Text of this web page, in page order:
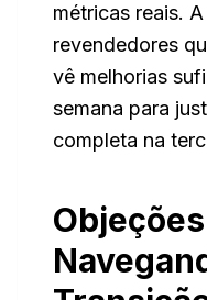
métricas reais.
revendedores
vê melhorias
semana para
completa na